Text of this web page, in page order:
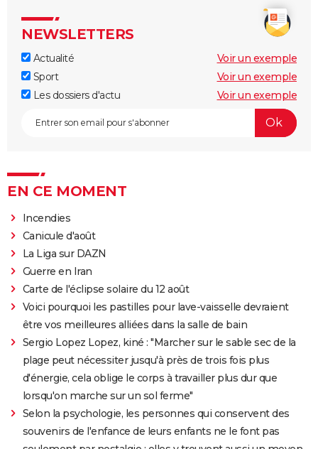
NEWSLETTERS
Actualité
Voir un exemple
Sport
Voir un exemple
Les dossiers d'actu
Voir un exemple
EN CE MOMENT
Incendies
Canicule d'août
La Liga sur DAZN
Guerre en Iran
Carte de l'éclipse solaire du 12 août
Voici pourquoi les pastilles pour lave-vaisselle devraient
être vos meilleures alliées dans la salle de bain
Sergio Lopez Lopez, kiné : "Marcher sur le sable sec de la
plage peut nécessiter jusqu'à près de trois fois plus
d'énergie, cela oblige le corps à travailler plus dur que
lorsqu'on marche sur un sol ferme"
Selon la psychologie, les personnes qui conservent des
souvenirs de l'enfance de leurs enfants ne le font pas